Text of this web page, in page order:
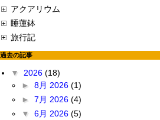
アクアリウム
睡蓮鉢
旅行記
過去の記事
▼ 2026 (18)
► 8月 2026 (1)
► 7月 2026 (4)
▼ 6月 2026 (5)